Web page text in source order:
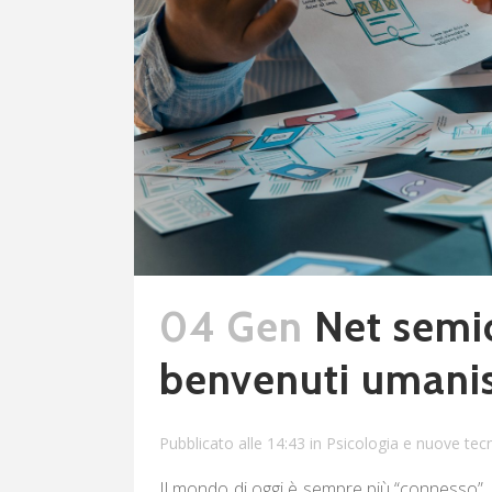
04 Gen Net
benvenuti
Pubblicato alle 14:43 in Psicologia e nuove